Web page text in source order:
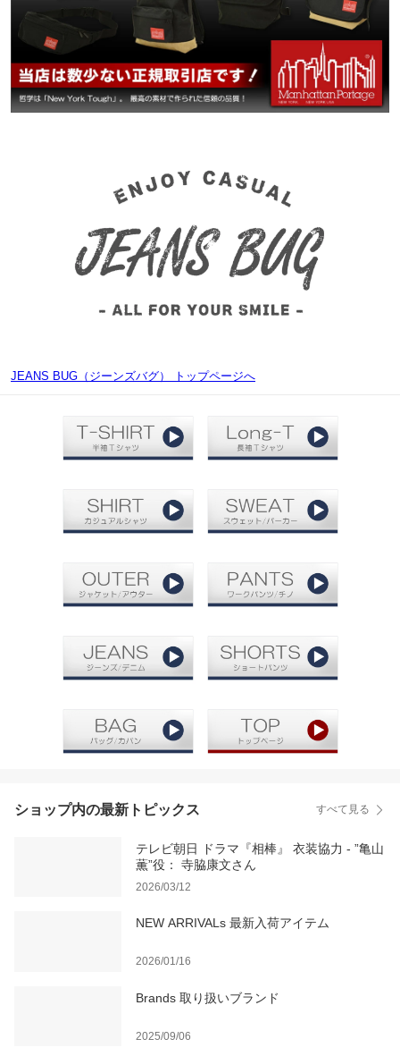
JEANS BUG（ジーンズバグ） トップページへ
ショップ内の最新トピックス すべて見る
テレビ朝日 ドラマ『相棒』 衣装協力 - ”亀山
薫”役： 寺脇康文さん
2026/03/12
NEW ARRIVALs 最新入荷アイテム
2026/01/16
Brands 取り扱いブランド
2025/09/06